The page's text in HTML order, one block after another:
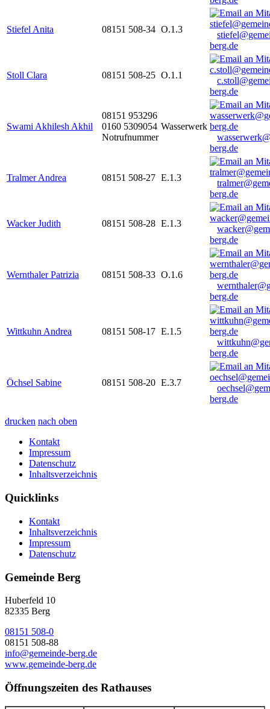
Stiefel Anita 08151 508-34 O.1.3
berg.de
Stoll Clara 08151 508-25 O.1.1
berg.de
Swami Akhilesh Akhil
08151 953296
0160 5309054
Notrufnummer
Wasserwerk
berg.de
Tralmer Andrea 08151 508-27 E.1.3
berg.de
Wacker Judith 08151 508-28 E.1.3
berg.de
Wernthaler Patrizia 08151 508-33 O.1.6
berg.de
Wittkuhn Andrea 08151 508-17 E.1.5
berg.de
Öchsel Sabine 08151 508-20 E.3.7
berg.de
drucken nach oben
Kontakt
Impressum
Datenschutz
Inhaltsverzeichnis
Quicklinks
Kontakt
Inhaltsverzeichnis
Impressum
Datenschutz
Gemeinde Berg
Huberfeld 10
82335 Berg
08151 508-0
08151 508-88
info@gemeinde-berg.de
www.gemeinde-berg.de
Öffnungszeiten des Rathauses